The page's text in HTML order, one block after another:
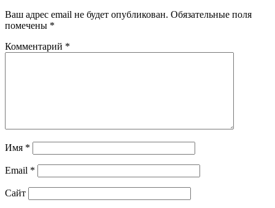
Ваш адрес email не будет опубликован. Обязательные поля
помечены *
Комментарий *
Имя *
Email *
Сайт